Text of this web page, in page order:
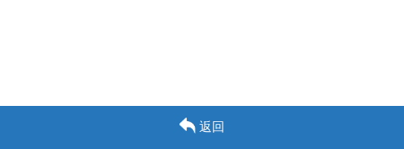
返回